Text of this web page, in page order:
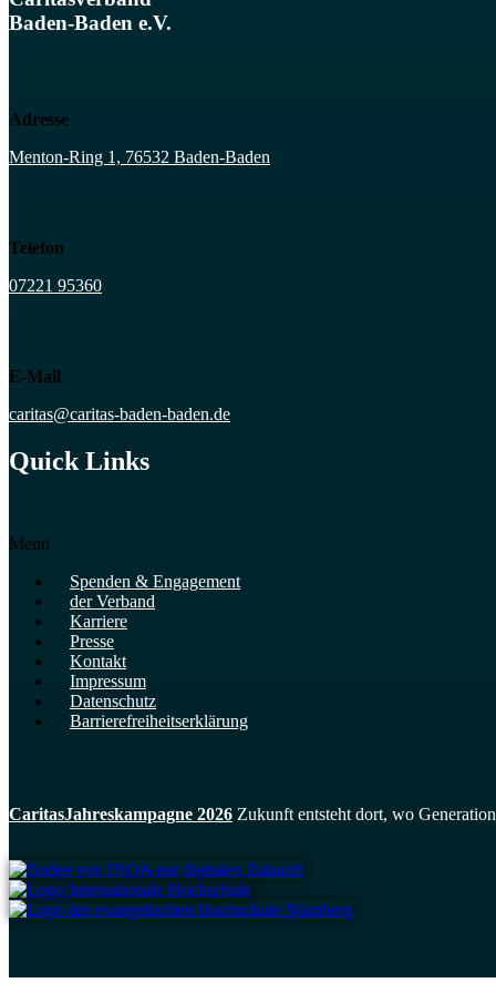
Baden-Baden e.V.
Adresse
Menton-Ring 1, 76532 Baden-Baden
Telefon
07221 95360
E-Mail
caritas@caritas-baden-baden.de
Quick Links
Menü
Spenden & Engagement
der Verband
Karriere
Presse
Kontakt
Impressum
Datenschutz
Barrierefreiheits­erklärung
CaritasJahres­kampagne 2026 Zukunft entsteht dort, wo